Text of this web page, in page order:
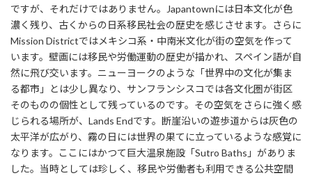
ですが、それだけではありません。Japantownには日本文化が色
濃く残り、古くからの日系移民社会の歴史を感じさせます。さらに
Mission Districtではメキシコ系・中南米文化が街の空気を作って
います。壁画には移民や労働運動の歴史が描かれ、スペイン語が自
然に飛び交います。ニューヨークのような「世界中の文化が集ま
る都市」とは少し異なり、サンフランシスコでは各文化圏が街区
そのものの個性として残っているのです。その空気をさらに強く感
じられる場所が、Lands Endです。断崖沿いの遊歩道からは灰色の
太平洋が広がり、霧の日には世界の果てに立っているような感覚に
なります。ここにはかつて巨大温泉施設「Sutro Baths」がありま
した。当時としては珍しく、移民や労働者も利用できる公共空間